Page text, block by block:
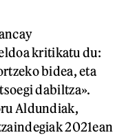
kritikatu du:
bidea, eta
dabiltza».
Aldundiak,
2021ean